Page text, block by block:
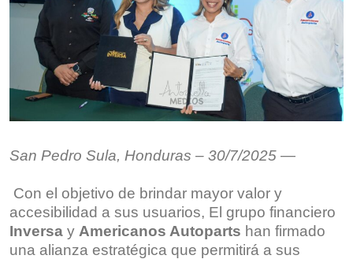
San Pedro Sula, Honduras – 30/7/2025 —
Con el objetivo de brindar mayor valor y
accesibilidad a sus usuarios, El grupo financiero
Inversa y Americanos Autoparts han firmado
una alianza estratégica que permitirá a sus